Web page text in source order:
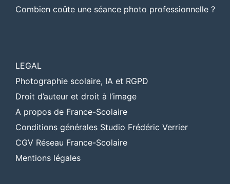
Combien coûte une séance photo professionnelle ?
LEGAL
Photographie scolaire, IA et RGPD
Droit d’auteur et droit à l’image
A propos de France-Scolaire
Conditions générales Studio Frédéric Verrier
CGV Réseau France-Scolaire
Mentions légales